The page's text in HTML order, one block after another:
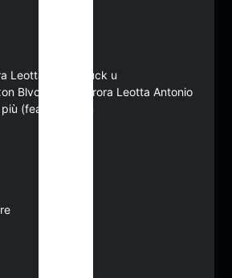
Leotta SEBKI Fuck u
Blvckrosae Aurora Leotta Antonio
(feat. Blanxon